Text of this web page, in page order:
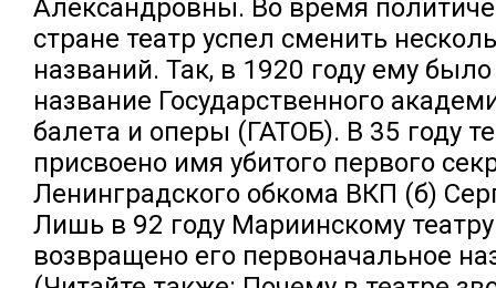
Александровны. Во время
стране театр успел сменить
названий. Так, в 1920 году ему
название Государственного
балета и оперы (ГАТОБ). В 35 году
присвоено имя убитого первого
Ленинградского обкома ВКП (б)
Лишь в 92 году Мариинскому
возвращено его первоначальное